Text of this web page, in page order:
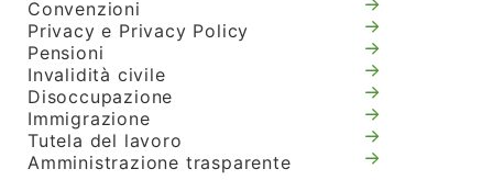
Convenzioni
Privacy e Privacy Policy
Pensioni
Invalidità civile
Disoccupazione
Immigrazione
Tutela del lavoro
Amministrazione trasparente